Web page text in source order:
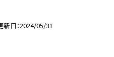
新日 2024/05/31